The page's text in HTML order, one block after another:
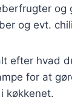
og
og evt.
efter hvad
for at
køkkenet.